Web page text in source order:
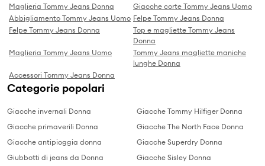
Maglieria Tommy Jeans Donna
Giacche corte Tommy Jeans Uomo
Abbigliamento Tommy Jeans Uomo Felpe Tommy Jeans Donna
Felpe Tommy Jeans Donna
Top e magliette Tommy Jeans
Donna
Maglieria Tommy Jeans Uomo
Tommy Jeans magliette maniche
lunghe Donna
Accessori Tommy Jeans Donna
Categorie popolari
Giacche invernali Donna
Giacche primaverili Donna
Giacche antipioggia donna
Giubbotti di jeans da Donna
Giacche Tommy Hilfiger Donna
Giacche The North Face Donna
Giacche Superdry Donna
Giacche Sisley Donna